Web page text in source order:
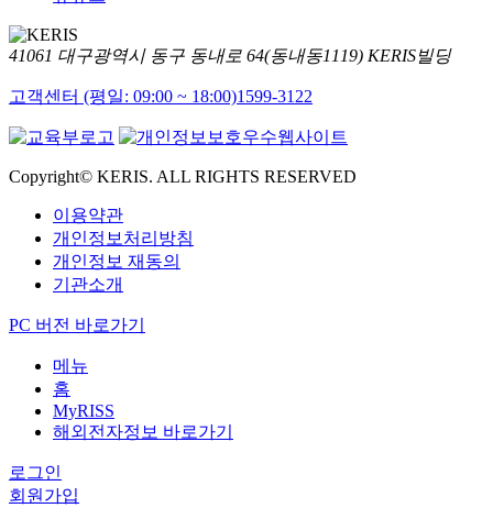
41061 대구광역시 동구 동내로 64(동내동1119) KERIS빌딩
고객센터 (평일: 09:00 ~ 18:00)1599-3122
Copyright© KERIS. ALL RIGHTS RESERVED
이용약관
개인정보처리방침
개인정보 재동의
기관소개
PC 버전 바로가기
메뉴
홈
MyRISS
해외전자정보 바로가기
로그인
회원가입